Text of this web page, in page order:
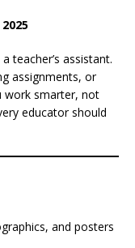
teacher’s assistant.
assignments, or
work smarter, not
educator should
and posters